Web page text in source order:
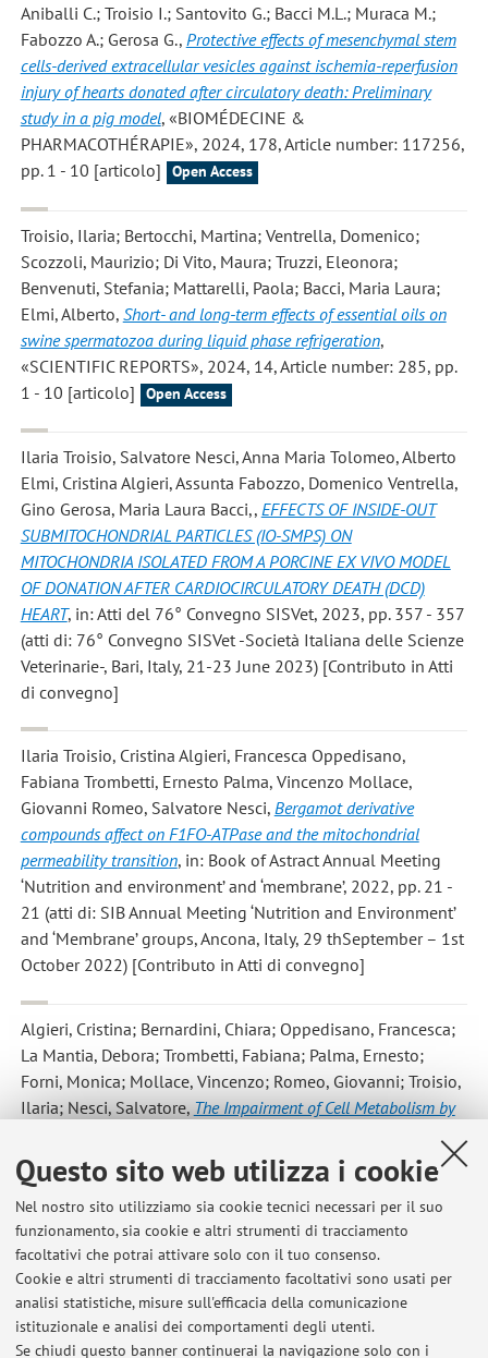
Questo sito web utilizza i cookie
Nel nostro sito utilizziamo sia cookie tecnici necessari per il suo
funzionamento, sia cookie e altri strumenti di tracciamento
facoltativi che potrai attivare solo con il tuo consenso.
Cookie e altri strumenti di tracciamento facoltativi sono usati per
analisi statistiche, misure sull'efficacia della comunicazione
istituzionale e analisi dei comportamenti degli utenti.
Se chiudi questo banner continuerai la navigazione solo con i
Aniballi C.; Troisio I.; Santovito G.; Bacci M.L.; Muraca M.;
Fabozzo A.; Gerosa G., Protective effects of mesenchymal stem
cells-derived extracellular vesicles against ischemia-reperfusion
injury of hearts donated after circulatory death: Preliminary
study in a pig model, «BIOMÉDECINE &
PHARMACOTHÉRAPIE», 2024, 178, Article number: 117256,
pp. 1 - 10 [articolo]
Open Access
Troisio, Ilaria; Bertocchi, Martina; Ventrella, Domenico;
Scozzoli, Maurizio; Di Vito, Maura; Truzzi, Eleonora;
Benvenuti, Stefania; Mattarelli, Paola; Bacci, Maria Laura;
Elmi, Alberto, Short- and long-term effects of essential oils on
swine spermatozoa during liquid phase refrigeration,
«SCIENTIFIC REPORTS», 2024, 14, Article number: 285, pp.
1 - 10 [articolo]
Open Access
Ilaria Troisio, Salvatore Nesci, Anna Maria Tolomeo, Alberto
Elmi, Cristina Algieri, Assunta Fabozzo, Domenico Ventrella,
Gino Gerosa, Maria Laura Bacci,, EFFECTS OF INSIDE-OUT
SUBMITOCHONDRIAL PARTICLES (IO-SMPS) ON
MITOCHONDRIA ISOLATED FROM A PORCINE EX VIVO MODEL
OF DONATION AFTER CARDIOCIRCULATORY DEATH (DCD)
HEART, in: Atti del 76° Convegno SISVet, 2023, pp. 357 - 357
(atti di: 76° Convegno SISVet -Società Italiana delle Scienze
Veterinarie-, Bari, Italy, 21-23 June 2023) [Contributo in Atti
di convegno]
Ilaria Troisio, Cristina Algieri, Francesca Oppedisano,
Fabiana Trombetti, Ernesto Palma, Vincenzo Mollace,
Giovanni Romeo, Salvatore Nesci, Bergamot derivative
compounds affect on F1FO-ATPase and the mitochondrial
permeability transition, in: Book of Astract Annual Meeting
‘Nutrition and environment’ and ‘membrane’, 2022, pp. 21 -
21 (atti di: SIB Annual Meeting ‘Nutrition and Environment’
and ‘Membrane’ groups, Ancona, Italy, 29 thSeptember – 1st
October 2022) [Contributo in Atti di convegno]
Algieri, Cristina; Bernardini, Chiara; Oppedisano, Francesca;
La Mantia, Debora; Trombetti, Fabiana; Palma, Ernesto;
Forni, Monica; Mollace, Vincenzo; Romeo, Giovanni; Troisio,
Ilaria; Nesci, Salvatore, The Impairment of Cell Metabolism by
Polyphenolic Fraction Treatment in Endothelial Cells
«INTERNATIONAL JOURNAL OF MOLECULAR SCIENCES»,
2022, 23, Article number: 8977, pp. 1 - 11 [articolo]
Open Access
Pubblicazioni antecedenti il 2004